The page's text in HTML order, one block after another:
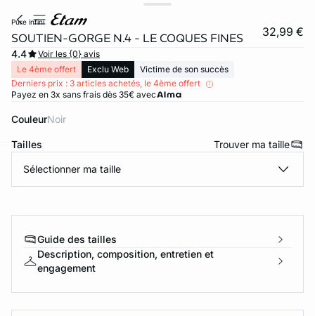
pure infini
SOUTIEN-GORGE N.4 - LE COQUES FINES 32,99 €
4.4
Voir les {0} avis
Le 4ème offert
Exclu Web
Victime de son succès
Derniers prix : 3 articles achetés, le 4ème offert
Payez en 3x sans frais dès 35€ avec
Couleur noir
Tailles Trouver ma taille
Sélectionner ma taille
Guide des tailles
Description, composition, entretien et
engagement